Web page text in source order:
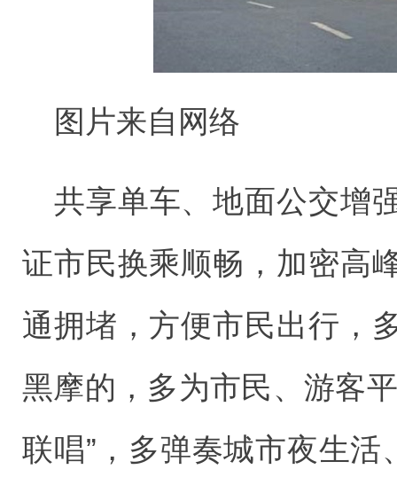
图片来自网络
共享单车、地面公交增
证市民换乘顺畅，加密高
通拥堵，方便市民出行，
黑摩的，多为市民、游客
联唱”，多弹奏城市夜生活